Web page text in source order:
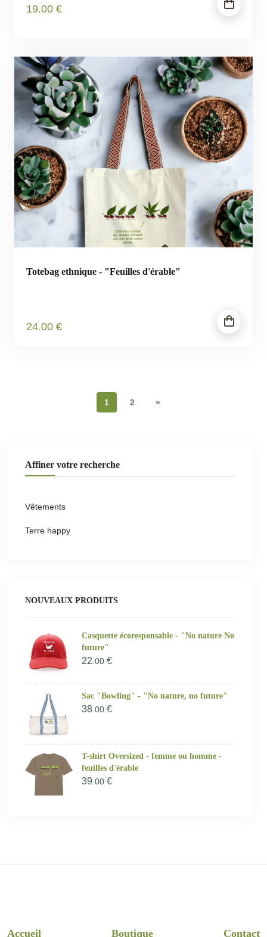
19.00 €
Totebag ethnique - "Feuilles d'érable"
24.00 €
1 2 »
Affiner votre recherche
Vêtements
Terre happy
NOUVEAUX PRODUITS
Casquette écoresponsable - "No nature No
future"
22 .00 €
Sac "Bowling" - "No nature, no future"
38 .00 €
T-shirt Oversized - femme ou homme -
feuilles d'érable
39 .00 €
Accueil Boutique Contact